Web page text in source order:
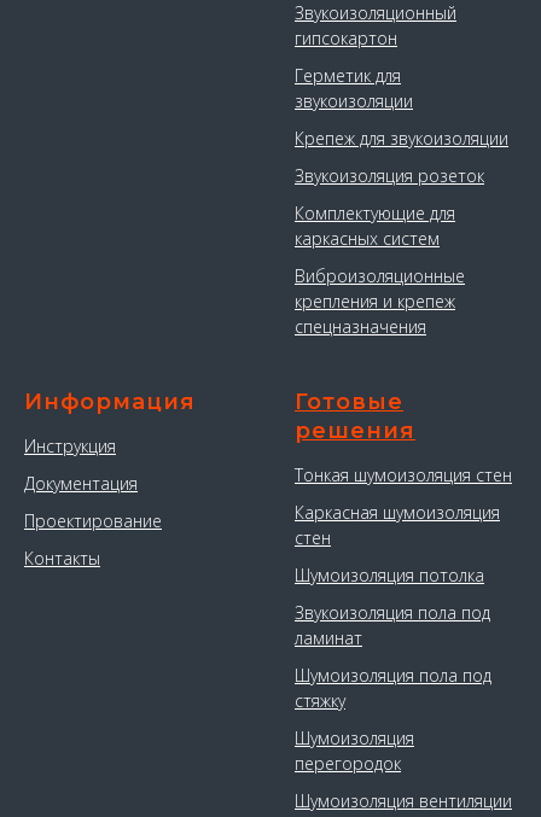
Звукоизоляционный
гипсокартон
Герметик для
звукоизоляции
Крепеж для звукоизоляции
Звукоизоляция розеток
Комплектующие для
каркасных систем
Виброизоляционные
крепления и крепеж
спецназначения
Информация
Инструкция
Документация
Проектирование
Контакты
Готовые
решения
Тонкая шумоизоляция стен
Каркасная шумоизоляция
стен
Шумоизоляция потолка
Звукоизоляция пола под
ламинат
Шумоизоляция пола под
стяжку
Шумоизоляция
перегородок
Шумоизоляция вентиляции